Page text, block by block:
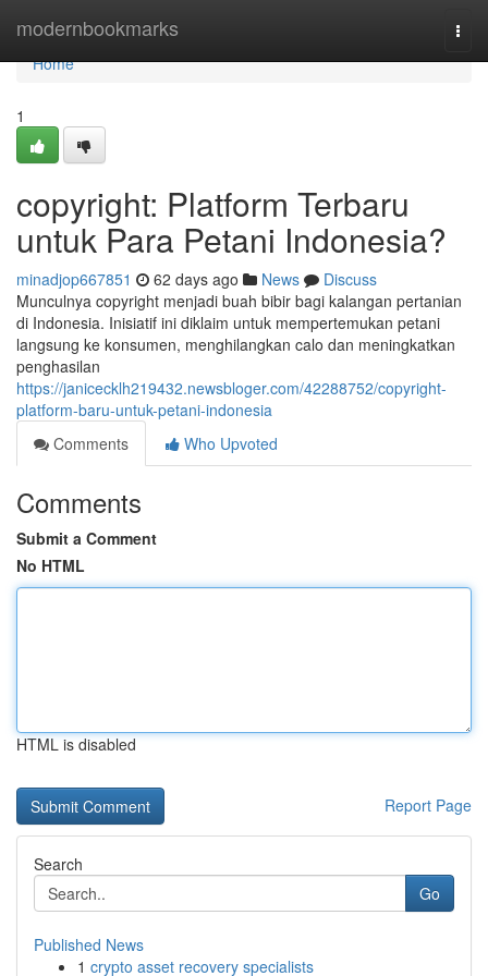
modernbookmarks
Home
Home
1
copyright: Platform Terbaru
untuk Para Petani Indonesia?
minadjop667851 62 days ago News
Discuss
Munculnya copyright menjadi buah bibir bagi kalangan pertanian
di Indonesia. Inisiatif ini diklaim untuk mempertemukan petani
langsung ke konsumen, menghilangkan calo dan meningkatkan
penghasilan
https://janicecklh219432.newsbloger.com/42288752/copyright-
platform-baru-untuk-petani-indonesia
Comments
Who Upvoted
Comments
Submit a Comment
No HTML
HTML is disabled
Report Page
Search
Go
Published News
1 crypto asset recovery specialists